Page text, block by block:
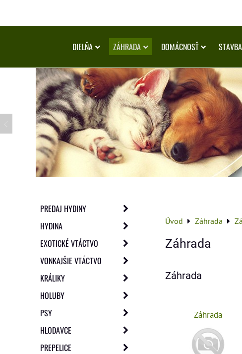
DIELŇA ZÁHRADA DOMÁCNOSŤ STAVBA
Úvod Záhrada
Záhrada
Záhrada
Záhrada
PREDAJ HYDINY
HYDINA
EXOTICKÉ VTÁCTVO
VONKAJŠIE VTÁCTVO
KRÁLIKY
HOLUBY
PSY
HLODAVCE
PREPELICE